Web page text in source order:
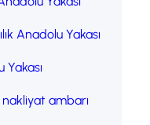
Anadolu Yakası
ambarı